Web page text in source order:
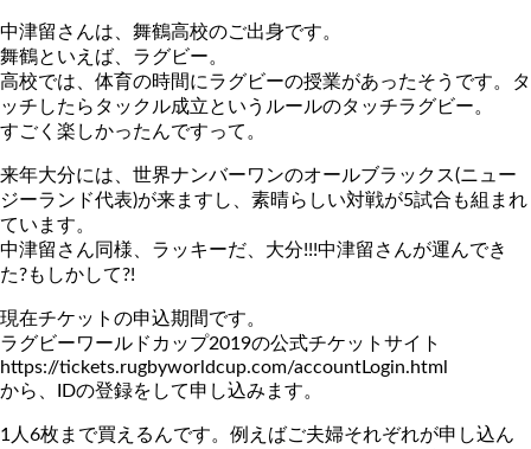
中津留さんは、舞鶴高校のご出身です。
舞鶴といえば、ラグビー。
高校では、体育の時間にラグビーの授業があったそうです。タ
ッチしたらタックル成立というルールのタッチラグビー。
すごく楽しかったんですって。
来年大分には、世界ナンバーワンのオールブラックス(ニュー
ジーランド代表)が来ますし、素晴らしい対戦が5試合も組まれ
ています。
中津留さん同様、ラッキーだ、大分!!!中津留さんが運んでき
た?もしかして?!
現在チケットの申込期間です。
ラグビーワールドカップ2019の公式チケットサイト
https://tickets.rugbyworldcup.com/accountLogin.html
から、IDの登録をして申し込みます。
1人6枚まで買えるんです。例えばご夫婦それぞれが申し込ん